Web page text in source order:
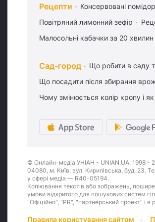
Рецепти Консервовані
Повітряний лимонний зефір
Малосольні кабачки за 20 хвилин
Сад-город Що робити в саду
Що посадити після збирання
Чому змінюється колір кропу і
© Онлайн-медіа УНІАН - UNIAN.UA, 1998 -
04080, м. Київ, вул. Кирилівська, буд. 23.
у сфері медіа — R40-05194.
Копіювання текстів або зображень,
умови відкритого для пошукових систем
"Офіційно", "PR", "партнерський проект" і
Правила користування сайтом